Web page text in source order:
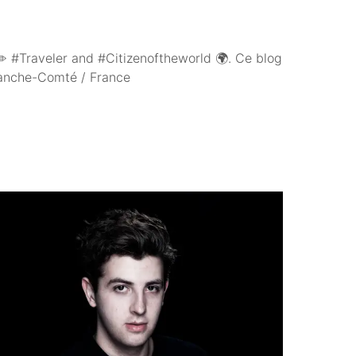
#Traveler and #Citizenoftheworld 🌍. Ce blog
Comté / France